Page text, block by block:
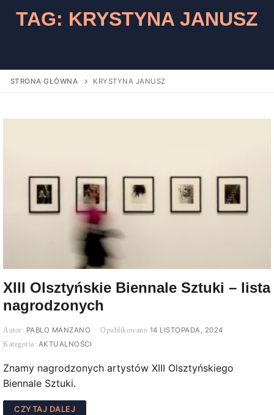
TAG: KRYSTYNA JANUSZ
STRONA GŁÓWNA KRYSTYNA JANUSZ
XIII Olsztyńskie Biennale Sztuki – lista
nagrodzonych
PABLO MANZANO
14 LISTOPADA, 2024
AKTUALNOŚCI
Znamy nagrodzonych artystów XIII Olsztyńskiego
Biennale Sztuki.
CZYTAJ DALEJ